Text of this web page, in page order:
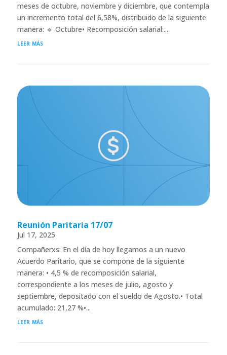
meses de octubre, noviembre y diciembre, que contempla
un incremento total del 6,58%, distribuido de la siguiente
manera: 🔹 Octubre• Recomposición salarial:...
leer más
Reunión Paritaria 17/07
Jul 17, 2025
Compañerxs: En el día de hoy llegamos a un nuevo
Acuerdo Paritario, que se compone de la siguiente
manera: • 4,5 % de recomposición salarial,
correspondiente a los meses de julio, agosto y
septiembre, depositado con el sueldo de Agosto.• Total
acumulado: 21,27 %•...
leer más